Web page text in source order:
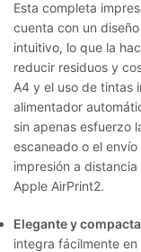
Esta completa
cuenta con un
intuitivo, lo que la
reducir residuos y
A4 y el uso de tintas
alimentador
sin apenas esfuerzo
escaneado o el
impresión a
Apple AirPrint2.
Elegante y
integra fácilmente